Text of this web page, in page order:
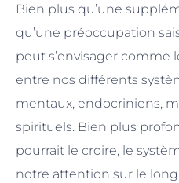
Bien plus qu’une
qu’une préoccupation
peut s’envisager comme
entre nos différents
mentaux, endocriniens,
spirituels. Bien plus
pourrait le croire, le
notre attention sur le